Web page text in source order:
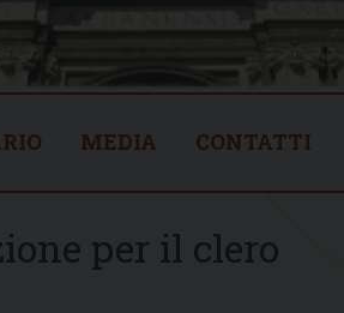
MEDIA CONTATTI
per il clero